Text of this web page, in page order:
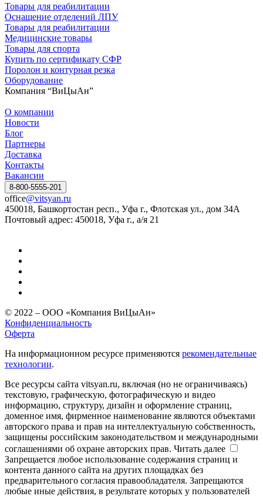
Товары для реабилитации
Оснащение отделений ЛПУ
Товары для реабилитации
Медицинские товары
Товары для спорта
Купить по сертификату СФР
Поролон и контурная резка
Оборудование
Компания “ВиЦыАн”
О компании
Новости
Блог
Партнеры
Доставка
Контакты
Вакансии
8-800-5555-201
office@vitsyan.ru
450018, Башкортостан респ., Уфа г., Флотская ул., дом 34А
Почтовый адрес: 450018, Уфа г., а/я 21
© 2022 – ООО «Компания ВиЦыАн»
Конфиденциальность
Оферта
На информационном ресурсе применяются рекомендательные
технологии.
Все ресурсы сайта vitsyan.ru, включая (но не ограничиваясь)
текстовую, графическую, фотографическую и видео
информацию, структуру, дизайн и оформление страниц,
доменное имя, фирменное наименование являются объектами
авторского права и прав на интеллектуальную собственность,
защищены российским законодательством и международными
соглашениями об охране авторских прав. Читать далее
Запрещается любое использование содержания страниц и
контента данного сайта на других площадках без
предварительного согласия правообладателя. Запрещаются
любые иные действия, в результате которых у пользователей